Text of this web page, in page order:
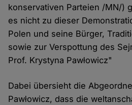
konservativen Parteien /MN/)
es nicht zu dieser
Polen und seine Bürger,
sowie zur Verspottung des
Prof. Krystyna Pawłowicz"
Dabei übersieht die
Pawłowicz, dass die